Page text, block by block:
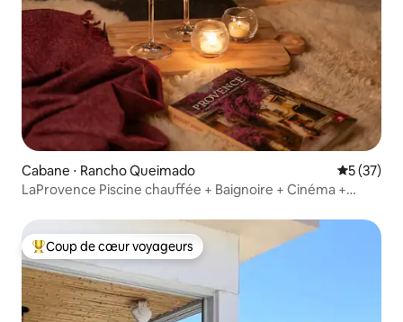
Cabane ⋅ Rancho Queimado
5 (37)
LaProvence Piscine chauffée + Baignoire + Cinéma +
Coups de cœur voyageurs les plus appréciés
Coup de cœur voyageurs